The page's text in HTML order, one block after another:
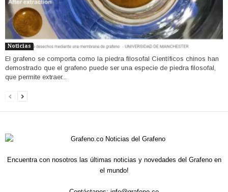
Noticias
El grafeno se comporta como la piedra filosofal Científicos chinos han
demostrado que el grafeno puede ser una especie de piedra filosofal,
que permite extraer...
Encuentra con nosotros las últimas noticias y novedades del Grafeno en
el mundo!